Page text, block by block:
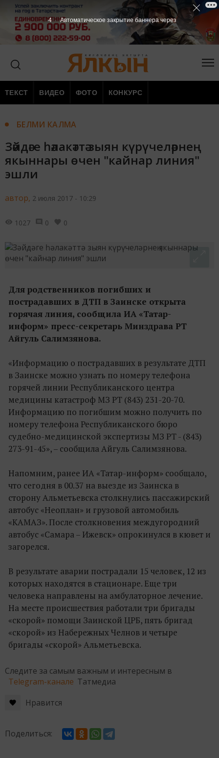
ТЕКСТ ВИДЕО ФОТО КОНКУРС
БЕЛМИ КАЛМА
Зәйдәге һәлакәттә зыян күрүчеләрнең
якыннары өчен "кайнар линия"
эшли
автор, 2 июля 2017 - 10:29
1027 0 0
Для родственников погибших и
пострадавших в ДТП в Заинске открыта
горячая линия, сообщила ИА «Татар-
информ» пресс-секретарь Минздрава РТ
Айгуль Салимзянова.
«Информацию о пострадавших в результате ДТП
в Заинске можно узнать по номеру телефона
горячей линии Республиканского центра
медицины катастроф МЗ РТ (843) 231-20-70.
Информацию по погибшим можно получить по
номеру телефона Республиканского бюро
судебно-медицинской экспертизы МЗ РТ - (843)
273-91-45», – сообщила Айгуль Салимзянова.
Напомним, ранее ИА «Татар-информ» сообщало,
что сегодня в 00.37 на выезде из Заинска в
сторону Альметьевска столкнулись пассажирский
автобус «Неоплан» и грузовой автомобиль
«КАМАЗ». После столкновения междугородний
автобус «Самара – Ижевск» опрокинулся в кювет и
загорелся.
В результате аварии пострадали 15 человек, 12 из
которых находятся в стационаре. Еще три
человека направлены на амбулаторное лечение.
На месте происшествия работали три бригады
«скорой» помощи Заинской ЦРБ, пять бригад
«скорой» из Набережных Челнов и четыре
бригады «скорой» Альметьевска.
Следите за самым важным и интересным в
Telegram-канале Татмедиа
Нравится
Поделиться:
3 Автоматическое закрытие баннера через